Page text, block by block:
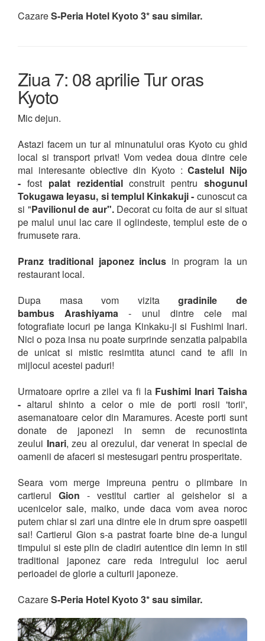
CazareS-Peria Hotel Kyoto 3* sau similar.
Ziua 7: 08 aprilie Tur oras
Kyoto
Mic dejun.
Astazi facem un tur al minunatului oras Kyoto cu ghid
local si transport privat! Vom vedea doua dintre cele
mai interesante obiective din Kyoto :Castelul Nijo
- fost palat rezidentialconstruit pentrushogunul
Tokugawa Ieyasu, sitemplul Kinkakuji - cunoscut ca
si "Pavilionul de aur". Decorat cu foita de aur si situat
pe malul unui lac care il oglindeste, templul este de o
frumusete rara.
Pranz traditional japonez inclus in program la un
restaurant local.
Dupa masa vom vizitagradinile de
bambus
Arashiyama - unul dintre cele mai
fotografiate locuri pe langa Kinkaku-ji si Fushimi Inari.
Nici o poza insa nu poate surprinde senzatia palpabila
de unicat si mistic resimtita atunci cand te afli in
mijlocul acestei paduri!
Urmatoare oprire a zilei va fi la Fushimi Inari Taisha
-altarul shinto a celor o mie de porti rosii 'torii',
asemanatoare celor din Maramures. Aceste porti sunt
donate de japonezi in semn de recunostinta
zeului Inari, zeu al orezului, dar venerat in special de
oamenii de afaceri si mestesugari pentru prosperitate.
Seara vom merge impreuna pentru o plimbare in
cartierul Gion - vestitul cartier al geishelor si a
ucenicelor sale, maiko, unde daca vom avea noroc
putem chiar si zari una dintre ele in drum spre oaspetii
sai! Cartierul Gion s-a pastrat foarte bine de-a lungul
timpului si este plin de cladiri autentice din lemn in stil
traditional japonez care reda intregului loc aerul
perioadei de glorie a culturii japoneze.
CazareS-Peria Hotel Kyoto 3* sau similar.